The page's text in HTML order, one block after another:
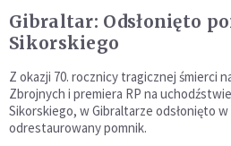
Gibraltar: Odsłonięto
Sikorskiego
Z okazji 70. rocznicy tragicznej śmierci
Zbrojnych i premiera RP na uchodźstwie
Sikorskiego, w Gibraltarze odsłonięto
odrestaurowany pomnik.